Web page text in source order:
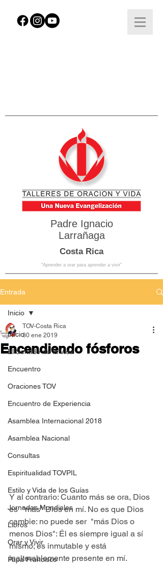
Padre Ignacio
Larrañaga
Costa Rica
“Aprender a orar para aprender a vivir”
Entrada
Inicio
El Sentido de la Vida
Encuentro
Oraciones TOV
Encuentro de Experiencia
Asamblea Internacional 2018
Asamblea Nacional
Consultas
Espiritualidad TOVPIL
Estilo y Vida de los Guías
Jornadas Mundiales
Libros
Orar y Vivir
Papa Francisco
Inicio
Encendiendo fósforos
TOV-Costa Rica
30 ene 2019
Y al contrario: Cuanto más se ora, Dios
es  "más" Dios en mí. No es que Dios
cambie: no puede ser  "más Dios o
menos Dios": Él es siempre igual a sí
mismo; es inmutable y está
inalterablemente presente en mí.